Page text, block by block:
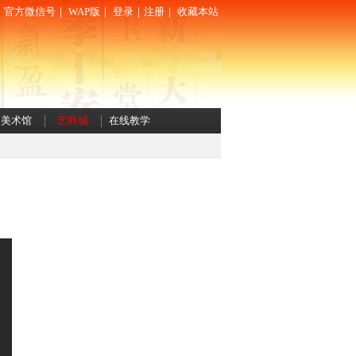
官方微信号｜ WAP版 ｜ 登录｜ 注册｜ 收藏本站
美术馆 艺商城 在线教学